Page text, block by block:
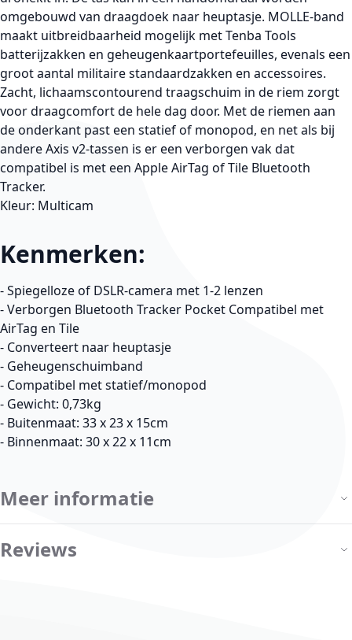
omgebouwd van draagdoek naar heuptasje. MOLLE-band
maakt uitbreidbaarheid mogelijk met Tenba Tools
batterijzakken en geheugenkaartportefeuilles, evenals een
groot aantal militaire standaardzakken en accessoires.
Zacht, lichaamscontourend traagschuim in de riem zorgt
voor draagcomfort de hele dag door. Met de riemen aan
de onderkant past een statief of monopod, en net als bij
andere Axis v2-tassen is er een verborgen vak dat
compatibel is met een Apple AirTag of Tile Bluetooth
Tracker.
Kleur: Multicam
Kenmerken:
- Spiegelloze of DSLR-camera met 1-2 lenzen
- Verborgen Bluetooth Tracker Pocket Compatibel met
AirTag en Tile
- Converteert naar heuptasje
- Geheugenschuimband
- Compatibel met statief/monopod
- Gewicht: 0,73kg
- Buitenmaat: 33 x 23 x 15cm
- Binnenmaat: 30 x 22 x 11cm
Meer informatie
Reviews